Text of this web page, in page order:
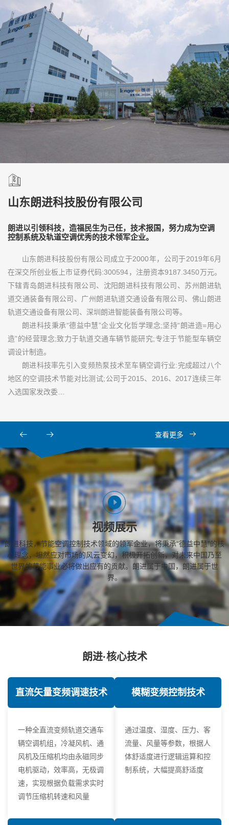
山东朗进科技股份有限公司
朗进以引领科技，造福民生为己任，技术报国，努力成为空调
控制系统及轨道空调优秀的技术领军企业。
山东朗进科技股份有限公司成立于2000年，公司于2019年6月
在深交所创业板上市证券代码:300594，注册资本9187.3450万元。
下辖青岛朗进科技有限公司、沈阳朗进科技有限公司、苏州朗进轨
道交通装备有限公司、广州朗进轨道交通设备有限公司、佛山朗进
轨道交通设备有限公司、深圳朗进智能装备有限公司等。
朗进科技秉承“德益中慧”企业文化哲学理念;坚持“朗进造=用心
造”的经营理念;致力于轨道交通车辆节能研究;专注于节能型车辆空
调设计制造。
朗进科技率先引入变频热泵技术至车辆空调行业:完成超过八个
地区的空调技术节能对比测试;公司于2015、2016、2017连续三年
入选国家发改委…
查看更多
视频展示
朗进科技，节能空调控制技术领域的领军企业，将秉承“德益中慧”的核
心理念，坦然应对市场的风云变幻，积极开拓创新，对未来中国乃至
世界的节能事业必将做出应有的贡献。朗进属于中国，朗进属于世
界。
朗进·核心技术
直流矢量变频调速技术
一种全直流变频轨道交通车
辆空调机组，冷凝风机、通
风机及压缩机均由永磁同步
电机驱动，效率高，无极调
速，实现根据负载需求实时
调节压缩机转速和风量
模糊变频控制技术
通过温度、湿度、压力、客
流量、风量等参数，根据人
体舒适度进行逻辑运算和控
制系统，大幅提高舒适度